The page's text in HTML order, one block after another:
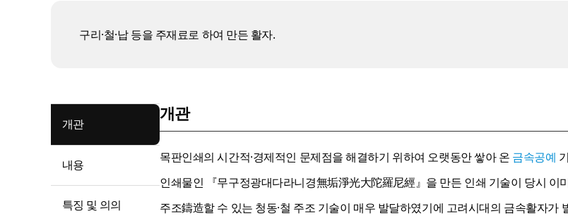
구리·철·납 등을 주재료로 하여 만든 활자.
개관
내용
특징 및 의의
개관
목판인쇄의 시간적·경제적인 문제점을 해결하기 위하여 오랫동안 쌓아 온 금속공예
인쇄물인 『무구정광대다라니경無垢淨光大陀羅尼經』을 만든 인쇄 기술이 당시 이
주조鑄造할 수 있는 청동·철 주조 기술이 매우 발달하였기에 고려시대의 금속활자